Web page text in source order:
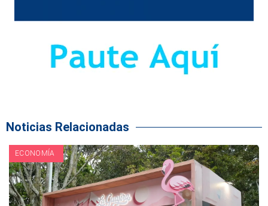
Noticias Relacionadas
ECONOMÍA